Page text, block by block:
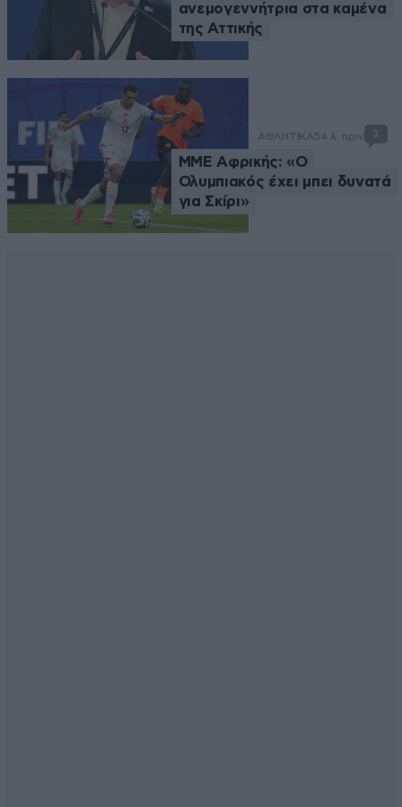
ανεμογεννήτρια στα καμένα
της Αττικής
ΑΘΛΗΤΙΚΑ54 λ. πριν 3
ΜΜΕ Αφρικής: «Ο
Ολυμπιακός έχει μπει δυνατά
για Σκίρι»